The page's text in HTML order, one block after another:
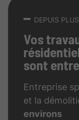
DEPUIS
Vos
sont
Entreprise
et la
environs